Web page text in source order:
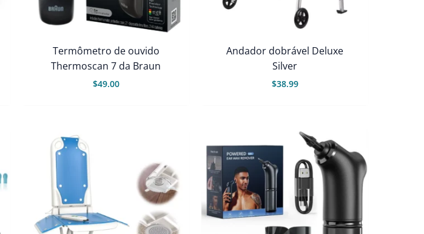
Termômetro de ouvido
Thermoscan 7 da Braun
$49.00
Andador dobrável Deluxe
Silver
$38.99